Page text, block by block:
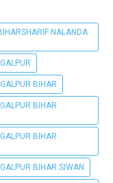
NALANDA
BIHAR
BIHAR
BIHAR
BIHAR SIWAN